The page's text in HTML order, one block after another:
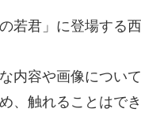
若君」に登場する
内容や画像につい
、触れることはで